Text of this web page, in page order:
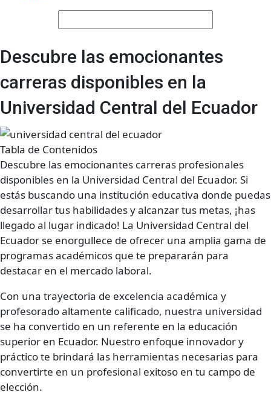
Descubre las emocionantes
carreras disponibles en la
Universidad Central del Ecuador
Tabla de Contenidos
Descubre las emocionantes carreras profesionales
disponibles en la Universidad Central del Ecuador. Si
estás buscando una institución educativa donde puedas
desarrollar tus habilidades y alcanzar tus metas, ¡has
llegado al lugar indicado! La Universidad Central del
Ecuador se enorgullece de ofrecer una amplia gama de
programas académicos que te prepararán para
destacar en el mercado laboral.
Con una trayectoria de excelencia académica y
profesorado altamente calificado, nuestra universidad
se ha convertido en un referente en la educación
superior en Ecuador. Nuestro enfoque innovador y
práctico te brindará las herramientas necesarias para
convertirte en un profesional exitoso en tu campo de
elección.